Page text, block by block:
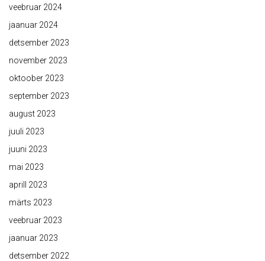
veebruar 2024
jaanuar 2024
detsember 2023
november 2023
oktoober 2023
september 2023
august 2023
juuli 2023
juuni 2023
mai 2023
aprill 2023
märts 2023
veebruar 2023
jaanuar 2023
detsember 2022